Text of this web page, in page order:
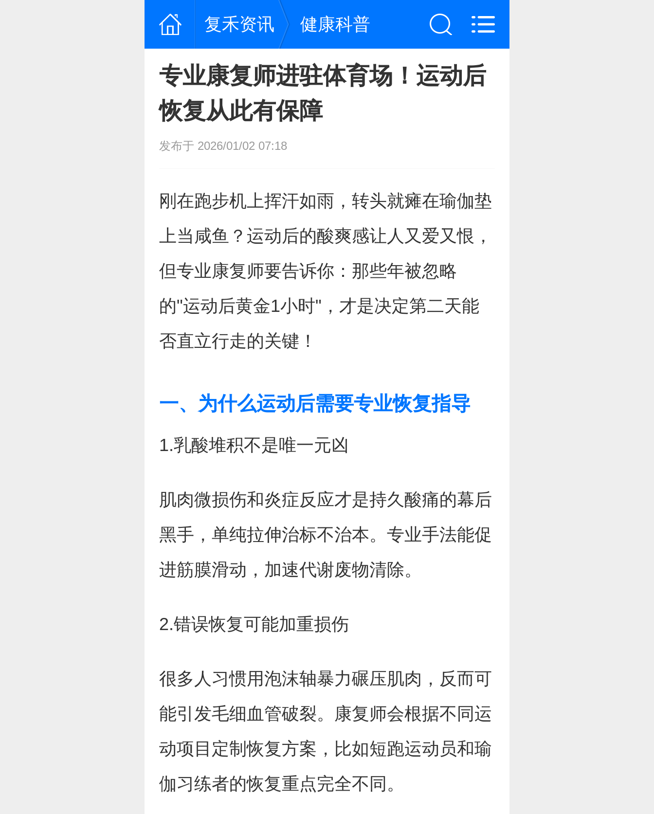
复禾资讯 健康科普
专业康复师进驻体育场！运动后
恢复从此有保障
发布于 2026/01/02 07:18
刚在跑步机上挥汗如雨，转头就瘫在瑜伽垫
上当咸鱼？运动后的酸爽感让人又爱又恨，
但专业康复师要告诉你：那些年被忽略
的"运动后黄金1小时"，才是决定第二天能
否直立行走的关键！
一、为什么运动后需要专业恢复指导
1.乳酸堆积不是唯一元凶
肌肉微损伤和炎症反应才是持久酸痛的幕后
黑手，单纯拉伸治标不治本。专业手法能促
进筋膜滑动，加速代谢废物清除。
2.错误恢复可能加重损伤
很多人习惯用泡沫轴暴力碾压肌肉，反而可
能引发毛细血管破裂。康复师会根据不同运
动项目定制恢复方案，比如短跑运动员和瑜
伽习练者的恢复重点完全不同。